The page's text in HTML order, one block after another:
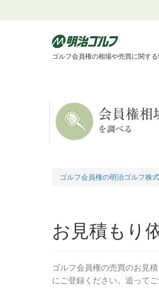
ゴルフ会員権の相場や売買に関す
ゴルフ会員権の明治ゴルフ株
お見積もり
ゴルフ会員権の売買のお見
にご登録ください。追ってご